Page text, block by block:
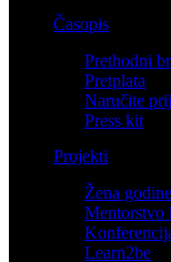
Časopis
Prethodni
Pretplata
Naručite
Press kit
Projekti
Žena godine
Mentorstvo
Learn2be